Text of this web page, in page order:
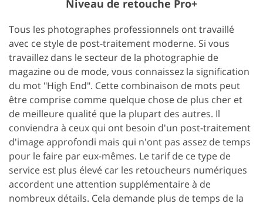
Niveau de retouche Pro+
Tous les photographes professionnels ont travaillé
avec ce style de post-traitement moderne. Si vous
travaillez dans le secteur de la photographie de
magazine ou de mode, vous connaissez la signification
du mot "High End". Cette combinaison de mots peut
être comprise comme quelque chose de plus cher et
de meilleure qualité que la plupart des autres. Il
conviendra à ceux qui ont besoin d'un post-traitement
d'image approfondi mais qui n'ont pas assez de temps
pour le faire par eux-mêmes. Le tarif de ce type de
service est plus élevé car les retoucheurs numériques
accordent une attention supplémentaire à de
nombreux détails. Cela demande plus de temps de la